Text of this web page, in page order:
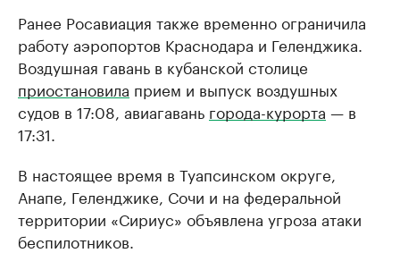
Ранее Росавиация также временно ограничила
работу аэропортов Краснодара и Геленджика.
Воздушная гавань в кубанской столице
приостановила прием и выпуск воздушных
судов в 17:08, авиагавань города-курорта — в
17:31.
В настоящее время в Туапсинском округе,
Анапе, Геленджике, Сочи и на федеральной
территории «Сириус» объявлена угроза атаки
беспилотников.